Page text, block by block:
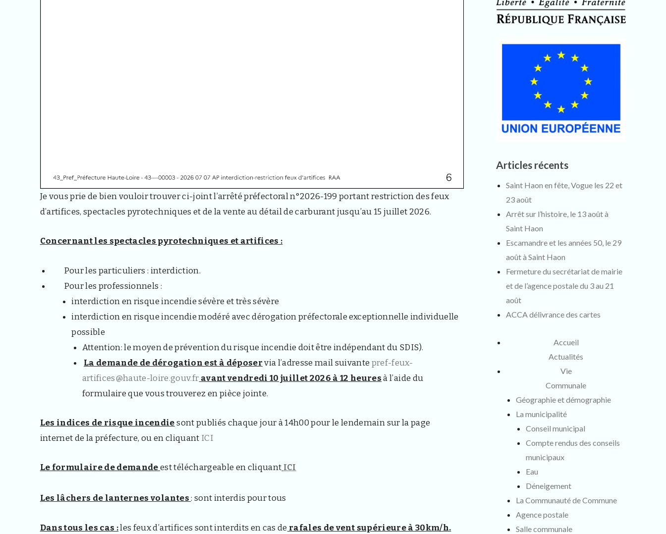
Je vous prie de bien vouloir trouver ci-joint l’arrêté préfectoral n°2026-199 portant restriction des feux
d’artifices, spectacles pyrotechniques et de la vente au détail de carburant jusqu’au 15 juillet 2026.
Concernant les spectacles pyrotechniques et artifices :
Pour les particuliers : interdiction.
Pour les professionnels :
interdiction en risque incendie sévère et très sévère
interdiction en risque incendie modéré avec dérogation préfectorale exceptionnelle individuelle
possible
Attention: le moyen de prévention du risque incendie doit être indépendant du SDIS).
La demande de dérogation est à déposervia l’adresse mail suivante pref-feux-
artifices@haute-loire.gouv.fr avant vendredi 10 juillet 2026 à 12 heuresà l’aide du
formulaire que vous trouverez en pièce jointe.
Les indices de risque incendiesont publiés chaque jour à 14h00 pour le lendemain sur la page
internet de la préfecture, ou en cliquant ICI
Le formulaire de demandeest téléchargeable en cliquant ICI
Les lâchers de lanternes volantes: sont interdis pour tous
Dans tous les cas :les feux d’artifices sont interdits en cas de rafales de vent supérieure à 30km/h.
Articles récents
Saint Haon en fête, Vogue les 22 et
23 août
Arrêt sur l’histoire, le 13 août à
Saint Haon
Escamandre et les années 50, le 29
août à Saint Haon
Fermeture du secrétariat de mairie
et de l’agence postale du 3 au 21
août
ACCA délivrance des cartes
Accueil
Actualités
Vie
Communale
Géographie et démographie
La municipalité
Conseil municipal
Compte rendus des conseils
municipaux
Eau
Déneigement
La Communauté de Commune
Agence postale
Salle communale